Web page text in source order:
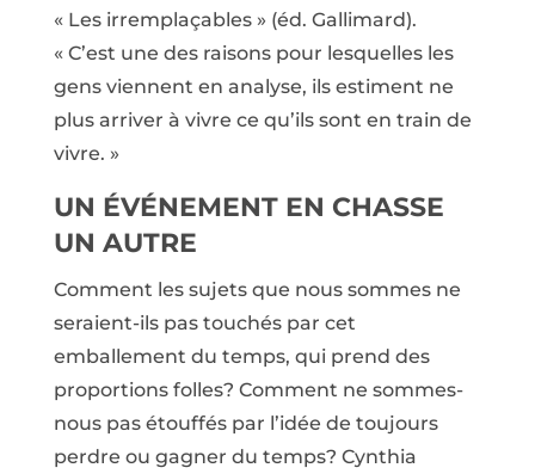
« Les irremplaçables » (éd. Gallimard).
« C’est une des raisons pour lesquelles les
gens viennent en analyse, ils estiment ne
plus arriver à vivre ce qu’ils sont en train de
vivre. »
UN ÉVÉNEMENT EN CHASSE
UN AUTRE
Comment les sujets que nous sommes ne
seraient-ils pas touchés par cet
emballement du temps, qui prend des
proportions folles? Comment ne sommes-
nous pas étouffés par l’idée de toujours
perdre ou gagner du temps? Cynthia